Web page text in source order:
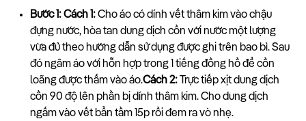
Bước 1:Cách 1:Cho áo có dính vết thâm kim vào chậu
đựng nước, hòa tan dung dịch cồn với nước một lượng
vừa đủ theo hướng dẫn sử dụng được ghi trên bao bì. Sau
đó ngâm áo với hỗn hợp trong 1 tiếng đồng hồ để cồn
loãng được thấm vào áo.Cách 2: Trực tiếp xịt dung dịch
cồn 90 độ lên phần bị dính thâm kim. Cho dung dịch
ngấm vào vết bẩn tầm 15p rồi đem ra vò nhẹ.